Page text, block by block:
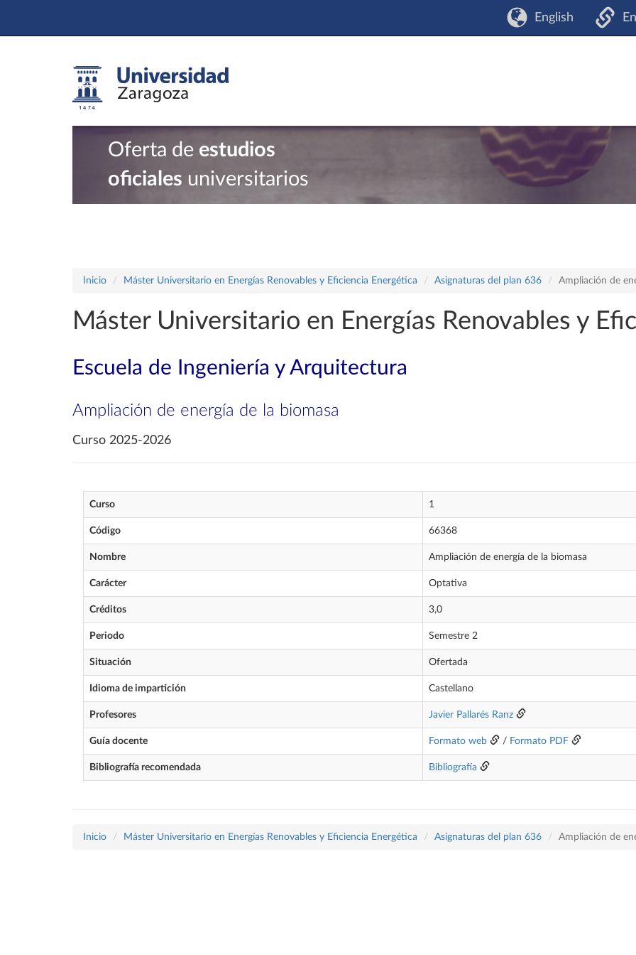
English
Oferta de estudios
oficiales universitarios
Inicio Máster Universitario en Energías Renovables y Eficiencia Energética Asignaturas del plan 636 Ampliación de
Máster Universitario en Energías Renovables y
Escuela de Ingeniería y Arquitectura
Ampliación de energía de la biomasa
Curso 2025-2026
Curso 1
Código 66368
Nombre Ampliación de energía de la biomasa
Carácter Optativa
Créditos 3,0
Periodo Semestre 2
Situación Ofertada
Idioma de impartición Castellano
Profesores Javier Pallarés Ranz
Guía docente Formato web / Formato PDF
Bibliografía recomendada Bibliografía
Inicio Máster Universitario en Energías Renovables y Eficiencia Energética Asignaturas del plan 636 Ampliación de